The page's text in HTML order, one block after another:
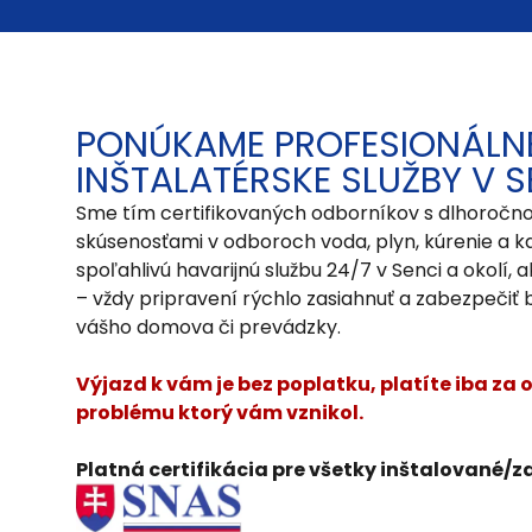
PONÚKAME
INŠTALATÉRSKE SLUŽBY V
Sme tím certifikovaných odborníkov s
skúsenosťami v odboroch voda, plyn, kúrenie a
spoľahlivú havarijnú službu 24/7 v Senci a okolí,
– vždy pripravení rýchlo zasiahnuť a
vášho domova či prevádzky.
Výjazd k vám je bez poplatku, platíte iba za
problému ktorý vám vznikol.
Platná certifikácia pre všetky inštalované/